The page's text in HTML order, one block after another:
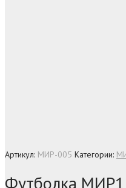
Артикул: МИР-005 Категории:
Футболка МИР1